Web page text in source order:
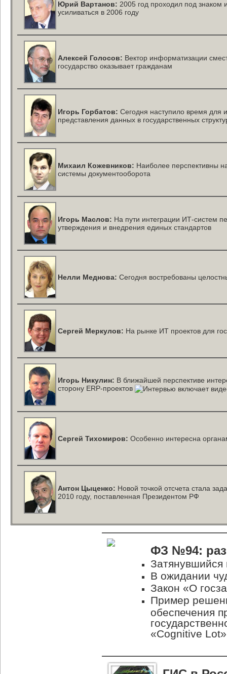
Юрий Вартанов: 2005 год проходил под знаком
усиливаться в 2006 году
Алексей Голосов: Вектор информатизации
государство оказывает гражданам
Игорь Горбатов: Сегодня наступило время для
представления данных в государственных
Михаил Кожевников: Наиболее перспективны
системы документооборота
Игорь Маслов: На пути интеграции ИТ-систем
утверждения и внедрения единых стандартов
Нелли Меднова: Сегодня востребованы
Сергей Меркулов: На рынке ИТ проектов для
Игорь Никулин: В ближайшей перспективе
сторону ERP-проектов
Сергей Тихомиров: Особенно интересна
Антон Цыценко: Новой точкой отсчета стала
2010 году, поставленная Президентом РФ
ФЗ №94:
Затянувшийся
В ожидании
Закон «О
Пример
обеспечения
«Cognitive Lot»